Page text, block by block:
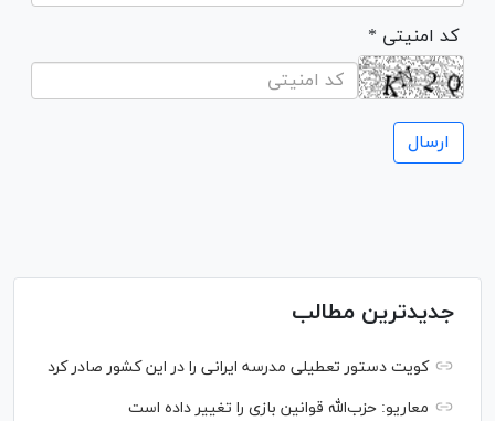
* کد امنیتی
جدیدترین مطالب
کویت دستور تعطیلی مدرسه ایرانی را در این کشور صادر کرد
معاریو: حزب‌الله قوانین بازی را تغییر داده است